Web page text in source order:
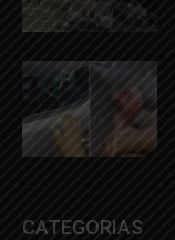
CATEGORIAS